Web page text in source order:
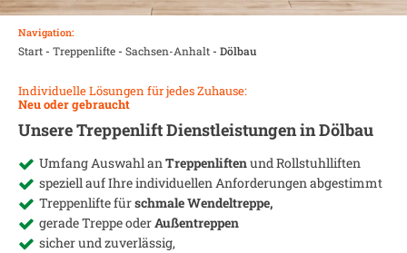
Navigation:
Start- Treppenlifte- Sachsen-Anhalt- Dölbau
Individuelle Lösungen für jedes Zuhause:
Neu oder gebraucht
Unsere Treppenlift Dienstleistungen inDölbau
Umfang Auswahl anTreppenliftenund Rollstuhlliften
speziell auf Ihre individuellen Anforderungen abgestimmt
Treppenlifte fürschmale Wendeltreppe,
gerade Treppe oderAußentreppen
sicher und zuverlässig,